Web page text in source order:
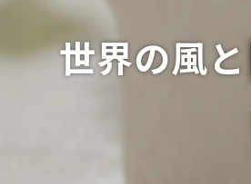
世界の風